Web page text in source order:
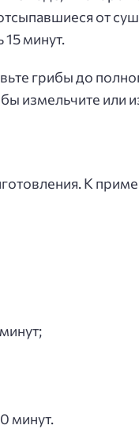
от
15 минут.
грибы до
измельчите или
К
минут.